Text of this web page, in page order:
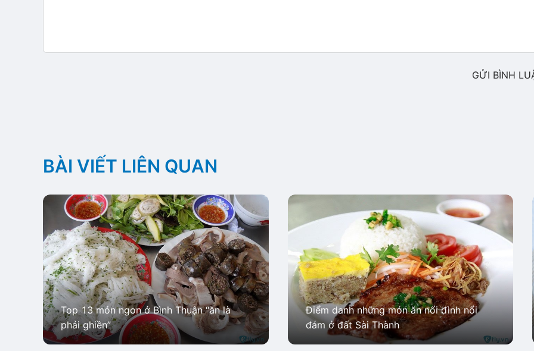
GỬI BÌNH
BÀI VIẾT LIÊN QUAN
Top 13 món ngon ở Bình Thuận “ăn là
phải ghiền”
Điểm danh những món ăn nổi đình nổi
đám ở đất Sài Thành